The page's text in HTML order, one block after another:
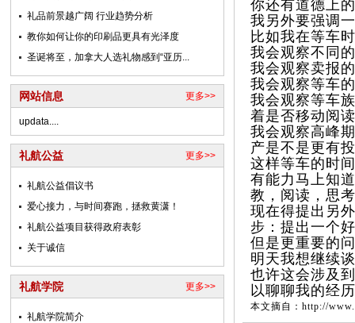
礼品前景越广阔 行业趋势分析
教你如何让你的印刷品更具有光泽度
圣诞将至，加拿大人选礼物感到“亚历...
更多>>
网站信息
updata....
更多>>
礼航公益
礼航公益倡议书
爱心接力，与时间赛跑，拯救黄潇！
礼航公益项目获得政府表彰
关于诚信
更多>>
礼航学院
礼航学院简介
你还有道德上
我另外要强调
比如我在等车
我会观察不同
我会观察卖报
我会观察等车
我会观察等车
着是否移动阅
我会观察高峰
产是不是更有
这样等车的时
有能力马上知
教，阅读，思
现在得提出另
步：提出一个
但是更重要的
明天我想继续
也许这会涉及
以聊聊我的经
本文摘自： http://